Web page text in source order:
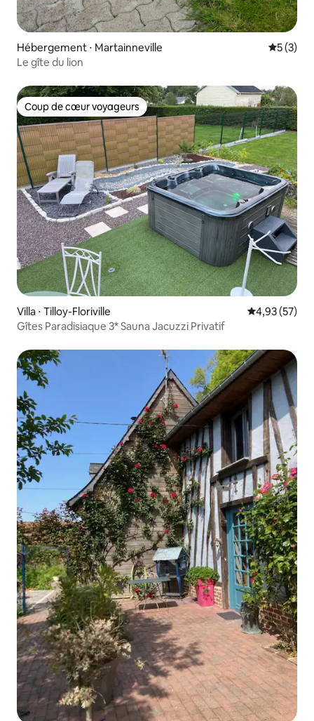
Hébergement ⋅ Martainneville
5 (3)
Le gîte du lion
Coup de cœur voyageurs
Coup de cœur voyageurs
Villa ⋅ Tilloy-Floriville Évaluation
4,93 (57)
Gîtes Paradisiaque 3* Sauna Jacuzzi Privatif